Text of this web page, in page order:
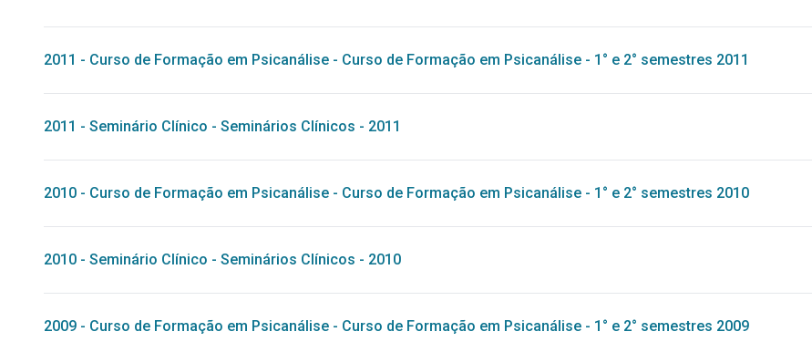
2011 - Curso de Formação em Psicanálise - Curso de Formação em Psicanálise - 1° e 2° semestres 2011
2011 - Seminário Clínico - Seminários Clínicos - 2011
2010 - Curso de Formação em Psicanálise - Curso de Formação em Psicanálise - 1° e 2° semestres 2010
2010 - Seminário Clínico - Seminários Clínicos - 2010
2009 - Curso de Formação em Psicanálise - Curso de Formação em Psicanálise - 1° e 2° semestres 2009